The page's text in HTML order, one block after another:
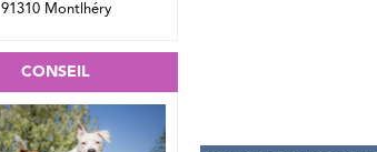
91310 Montlhéry
CONSEIL